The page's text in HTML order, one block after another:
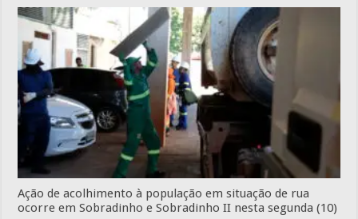
Ação de acolhimento à população em situação de rua
ocorre em Sobradinho e Sobradinho II nesta segunda (10)